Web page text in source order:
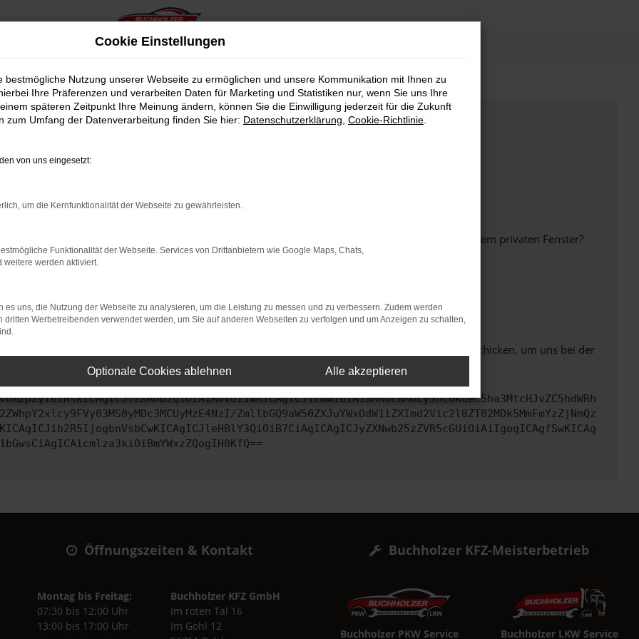
bestimmter Seiten verhindern. Funktioniert die Seite in einem anderen Browser oder in einem privaten Fenster?
beheben.
auf dem neuesten Stand sind.
kann auch dazu führen, dass bestimmte Funktionen nicht mehr unterstützt werden.
uns bitte. Wir werden versuchen, das Problem zu beheben. Du kannst uns diesen Text schicken, um uns bei der
ZmllbGQ9aW50ZXJuYWxOdW1iZXImd2Vic2l0ZT02MDk5MmFmYzZjNmQz
Öffnungszeiten & Kontakt
Montag bis Freitag:
07:30 bis 12:00 Uhr
13:00 bis 17:00 Uhr
Buchholzer KFZ GmbH
Im roten Tal 16
Im Gohl 12
Buchholzer KFZ-Meisterbetrieb
Buchholzer PKW Service Buchholzer LKW Service
Cookie Einstellungen
bestmögliche Nutzung unserer Webseite zu ermöglichen und unsere Kommunikation mit Ihnen zu
Ihre Präferenzen und verarbeiten Daten für Marketing und Statistiken nur, wenn Sie uns Ihre
späteren Zeitpunkt Ihre Meinung ändern, können Sie die Einwilligung jederzeit für die Zukunft
zum Umfang der Datenverarbeitung finden Sie hier: Datenschutzerklärung Cookie-Richtlinie
von uns eingesetzt:
um die Kernfunktionalität der Webseite zu gewährleisten.
Funktionalität der Webseite. Services von Drittanbietern wie Google Maps, Chats,
weitere werden aktiviert.
es uns, die Nutzung der Webseite zu analysieren, um die Leistung zu messen und zu verbessern. Zudem werden
dritten Werbetreibenden verwendet werden, um Sie auf anderen Webseiten zu verfolgen und um Anzeigen zu schalten,
Optionale Cookies ablehnen Alle akzeptieren